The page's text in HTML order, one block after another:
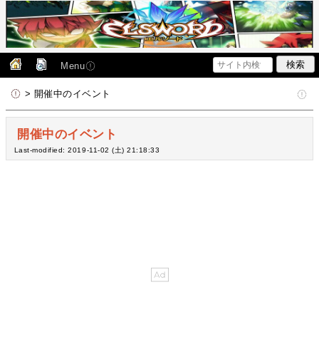
Menu
> 開催中のイベント
開催中のイベント
Last-modified: 2019-11-02 (土) 21:18:33